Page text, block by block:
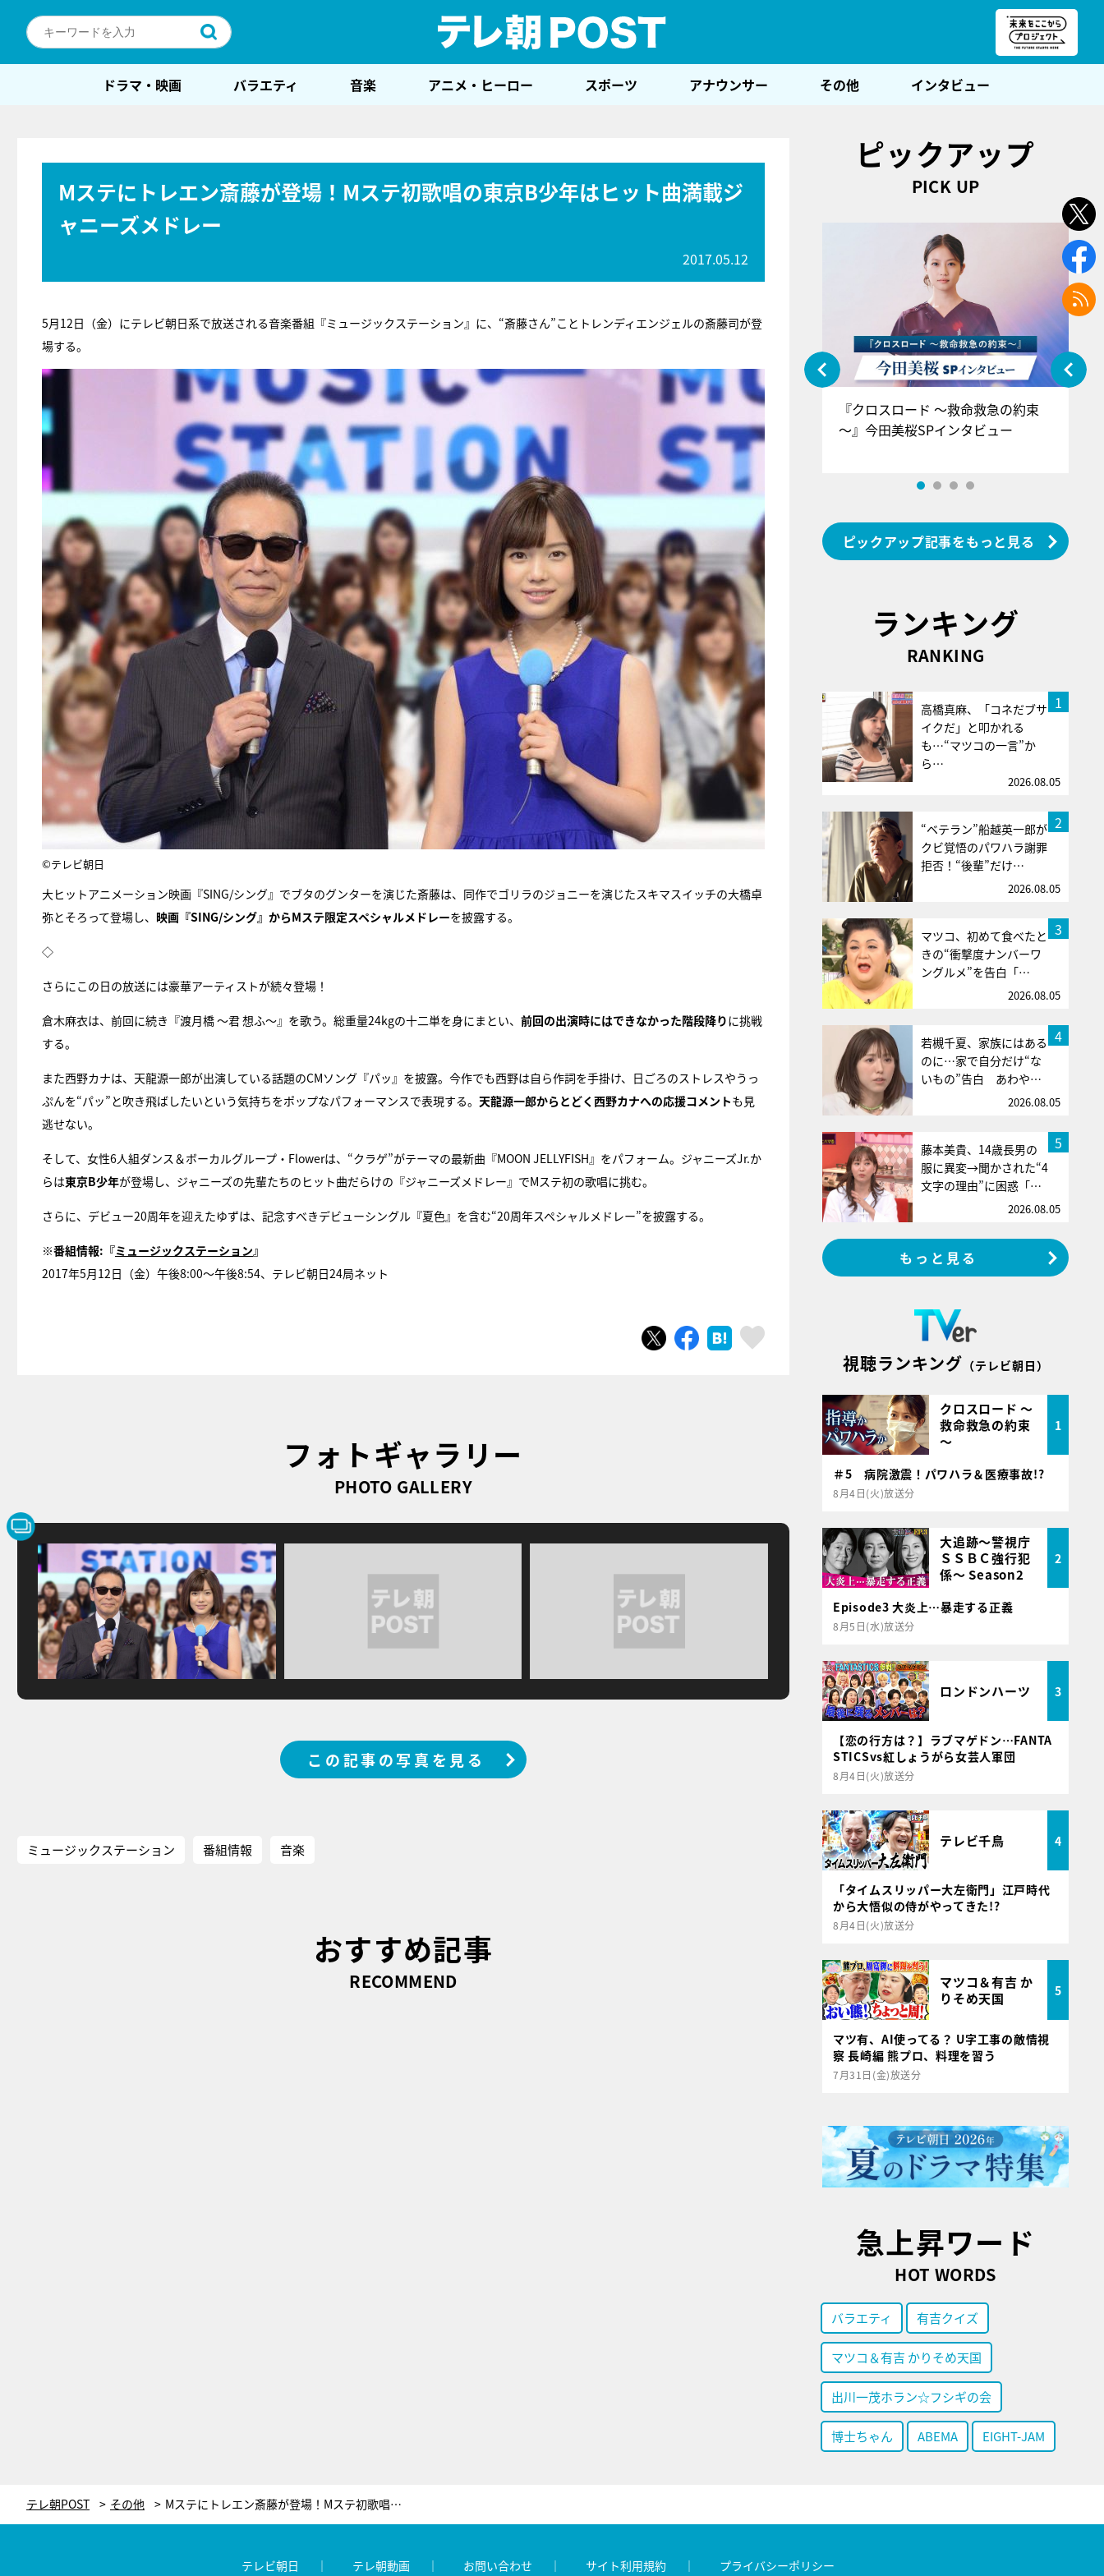
ドラマ・映画 バラエティ 音楽 アニメ・ヒーロー スポーツ アナウンサー その他 インタビュー
Mステにトレエン斎藤が登場！Mステ初歌唱の東京B少年はヒット曲満載ジ
ャニーズメドレー
2017.05.12
5月12日（金）にテレビ朝日系で放送される音楽番組『ミュージックステーション』に、“斎藤さん”ことトレンディエンジェルの斎藤司が登
場する。
©テレビ朝日
大ヒットアニメーション映画『SING/シング』でブタのグンターを演じた斎藤は、同作でゴリラのジョニーを演じたスキマスイッチの大橋卓
弥とそろって登場し、 映画『SING/シング』からMステ限定スペシャルメドレーを披露する。
◇
さらにこの日の放送には豪華アーティストが続々登場！
倉木麻衣は、前回に続き『渡月橋 ～君 想ふ～』を歌う。総重量24kgの十二単を身にまとい、 前回の出演時にはできなかった階段降りに挑戦
する。
また西野カナは、天龍源一郎が出演している話題のCMソング『パッ』を披露。今作でも西野は自ら作詞を手掛け、日ごろのストレスやうっ
ぷんを“パッ”と吹き飛ばしたいという気持ちをポップなパフォーマンスで表現する。 天龍源一郎からとどく西野カナへの応援コメントも見
逃せない。
そして、女性6人組ダンス＆ボーカルグループ・Flowerは、“クラゲ”がテーマの最新曲『MOON JELLYFISH』をパフォーム。ジャニーズJr.か
らは東京B少年が登場し、ジャニーズの先輩たちのヒット曲だらけの『ジャニーズメドレー』でMステ初の歌唱に挑む。
さらに、デビュー20周年を迎えたゆずは、記念すべきデビューシングル『夏色』を含む“20周年スペシャルメドレー”を披露する。
※番組情報:『ミュージックステーション』
2017年5月12日（金）午後8:00～午後8:54、テレビ朝日24局ネット
ツイートシェア はてブ
フォトギャラリー
PHOTO GALLERY
この記事の写真を見る
ミュージックステーション 番組情報 音楽
おすすめ記事
RECOMMEND
ピックアップ
PICK UP
『アイ＝ラブ！げーみんぐ』＝LOV
E齋藤樹愛羅＆佐々木舞香SPインタ
『クロスロード ～救命救急の約束
～』今田美桜SPインタビュー
ピックアップ記事をもっと見る
ランキング
RANKING
1
高橋真麻、「コネだブサ
イクだ」と叩かれる
も…“マツコの一言”か
ら…
2026.08.05
2
“ベテラン”船越英一郎が
クビ覚悟のパワハラ謝罪
拒否！“後輩”だけ…
2026.08.05
3
マツコ、初めて食べたと
きの“衝撃度ナンバーワ
ングルメ”を告白「…
2026.08.05
4
若槻千夏、家族にはある
のに…家で自分だけ“な
いもの”告白 あわや…
2026.08.05
5
藤本美貴、14歳長男の
服に異変→聞かされた“4
文字の理由”に困惑「…
2026.08.05
もっと見る
視聴ランキング （テレビ朝日）
クロスロード ～
救命救急の約束
～
1
＃5 病院激震！パワハラ＆医療事故!?
8月4日(火)放送分
大追跡～警視庁
ＳＳＢＣ強行犯
係～ Season2
2
Episode3 大炎上…暴走する正義
8月5日(水)放送分
ロンドンハーツ 3
【恋の行方は？】ラブマゲドン…FANTA
STICSvs紅しょうがら女芸人軍団
8月4日(火)放送分
テレビ千鳥 4
「タイムスリッパー大左衛門」江戸時代
から大悟似の侍がやってきた!?
8月4日(火)放送分
マツコ＆有吉 か
りそめ天国
5
マツ有、AI使ってる？ U字工事の敵情視
察 長崎編 熊プロ、料理を習う
7月31日(金)放送分
急上昇ワード
HOT WORDS
バラエティ 有吉クイズ
マツコ＆有吉 かりそめ天国
出川一茂ホラン☆フシギの会
博士ちゃん ABEMA EIGHT-JAM
テレ朝POST その他 Mステにトレエン斎藤が登場！Mステ初歌唱の東京B少年はヒット曲満載ジャニーズメドレー
テレビ朝日 テレ朝動画 お問い合わせ サイト利用規約 プライバシーポリシー